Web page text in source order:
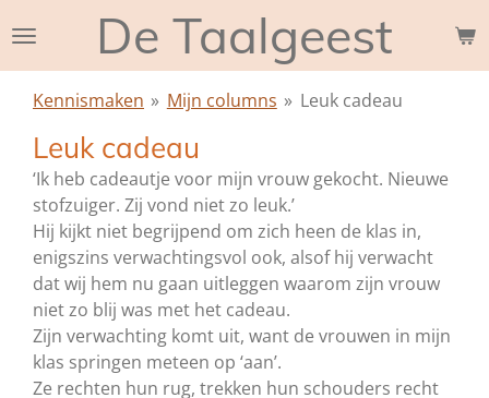
direct
naar
De Taalgeest
Kennismaken » Mijn columns » Leuk cadeau
Leuk cadeau
‘Ik heb cadeautje voor mijn vrouw gekocht. Nieuwe
stofzuiger. Zij vond niet zo leuk.’
Hij kijkt niet begrijpend om zich heen de klas in,
enigszins verwachtingsvol ook, alsof hij verwacht
dat wij hem nu gaan uitleggen waarom zijn vrouw
niet zo blij was met het cadeau.
Zijn verwachting komt uit, want de vrouwen in mijn
klas springen meteen op ‘aan’.
Ze rechten hun rug, trekken hun schouders recht